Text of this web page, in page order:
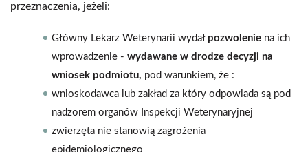
przeznaczenia, jeżeli:
Główny Lekarz Weterynarii wydał pozwolenie na ich
wprowadzenie - wydawane w drodze decyzji na
wniosek podmiotu, pod warunkiem, że :
wnioskodawca lub zakład za który odpowiada są pod
nadzorem organów Inspekcji Weterynaryjnej
zwierzęta nie stanowią zagrożenia
epidemiologicznego